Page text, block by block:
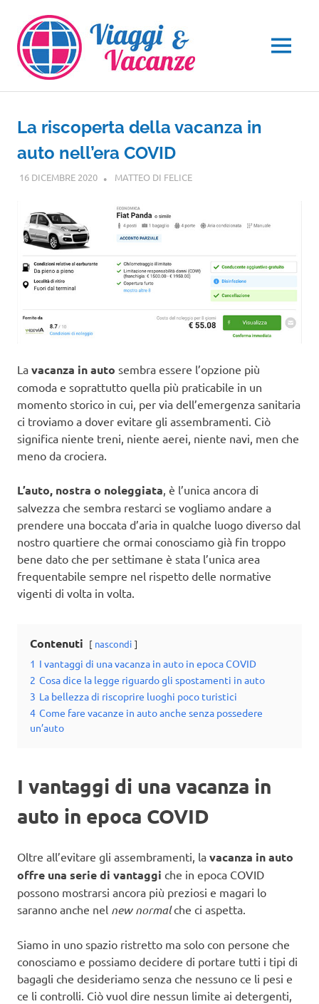
contenuto
MENU
La riscoperta della vacanza in
auto nell’era COVID
16 DICEMBRE 2020 MATTEO DI FELICEGUIDE
La vacanza in auto sembra essere l’opzione più
comoda e soprattutto quella più praticabile in un
momento storico in cui, per via dell’emergenza sanitaria
ci troviamo a dover evitare gli assembramenti. Ciò
significa niente treni, niente aerei, niente navi, men che
meno da crociera.
L’auto, nostra o noleggiata, è l’unica ancora di
salvezza che sembra restarci se vogliamo andare a
prendere una boccata d’aria in qualche luogo diverso dal
nostro quartiere che ormai conosciamo già fin troppo
bene dato che per settimane è stata l’unica area
frequentabile sempre nel rispetto delle normative
vigenti di volta in volta.
Contenuti nascondi
1 I vantaggi di una vacanza in auto in epoca COVID
2 Cosa dice la legge riguardo gli spostamenti in auto
3 La bellezza di riscoprire luoghi poco turistici
4 Come fare vacanze in auto anche senza possedere
un’auto
I vantaggi di una vacanza in
auto in epoca COVID
Oltre all’evitare gli assembramenti, la vacanza in auto
offre una serie di vantaggi che in epoca COVID
possono mostrarsi ancora più preziosi e magari lo
saranno anche nel new normalche ci aspetta.
Siamo in uno spazio ristretto ma solo con persone che
conosciamo e possiamo decidere di portare tutti i tipi di
bagagli che desideriamo senza che nessuno ce li pesi e
ce li controlli. Ciò vuol dire nessun limite ai detergenti,